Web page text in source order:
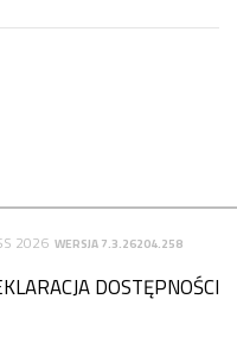
2026 WERSJA 7.3.26204.258
DOSTĘPNOŚCI